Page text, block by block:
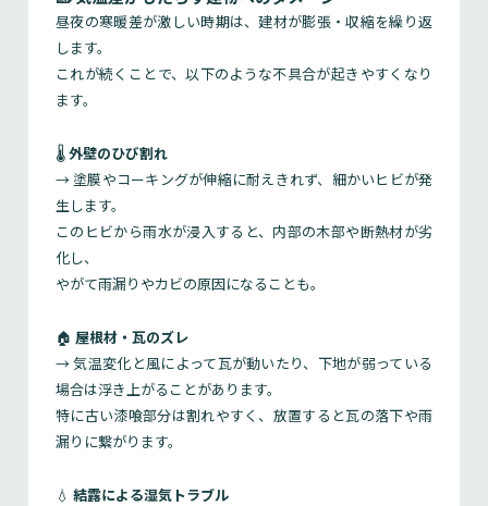
昼夜の寒暖差が激しい時期は、建材が膨張・収縮を繰り返
します。
これが続くことで、以下のような不具合が起きやすくなり
ます。
🌡外壁のひび割れ
→ 塗膜やコーキングが伸縮に耐えきれず、細かいヒビが発
生します。
このヒビから雨水が浸入すると、内部の木部や断熱材が劣
化し、
やがて雨漏りやカビの原因になることも。
🏠 屋根材・瓦のズレ
→ 気温変化と風によって瓦が動いたり、下地が弱っている
場合は浮き上がることがあります。
特に古い漆喰部分は割れやすく、放置すると瓦の落下や雨
漏りに繋がります。
💧 結露による湿気トラブル